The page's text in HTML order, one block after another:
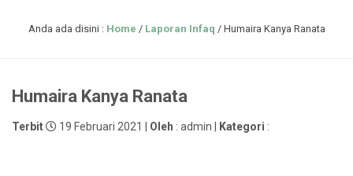
Anda ada disini : Home / Laporan Infaq / Humaira Kanya Ranata
Humaira Kanya Ranata
Terbit 19 Februari 2021 | Oleh : admin | Kategori :